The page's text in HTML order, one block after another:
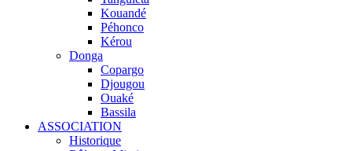
Kouandé
Péhonco
Kérou
Donga
Copargo
Djougou
Ouaké
Bassila
ASSOCIATION
Historique